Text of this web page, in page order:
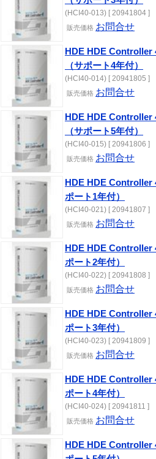
(HCI40-013) [ 20941804 ]
販売価格 お問合せ
HDE HDE Controller
（サポート4年付）
(HCI40-014) [ 20941805 ]
販売価格 お問合せ
HDE HDE Controller
（サポート5年付）
(HCI40-015) [ 20941806 ]
販売価格 お問合せ
HDE HDE Controller
ポート1年付）
(HCI40-021) [ 20941807 ]
販売価格 お問合せ
HDE HDE Controller
ポート2年付）
(HCI40-022) [ 20941808 ]
販売価格 お問合せ
HDE HDE Controller
ポート3年付）
(HCI40-023) [ 20941809 ]
販売価格 お問合せ
HDE HDE Controller
ポート4年付）
(HCI40-024) [ 20941811 ]
販売価格 お問合せ
HDE HDE Controller